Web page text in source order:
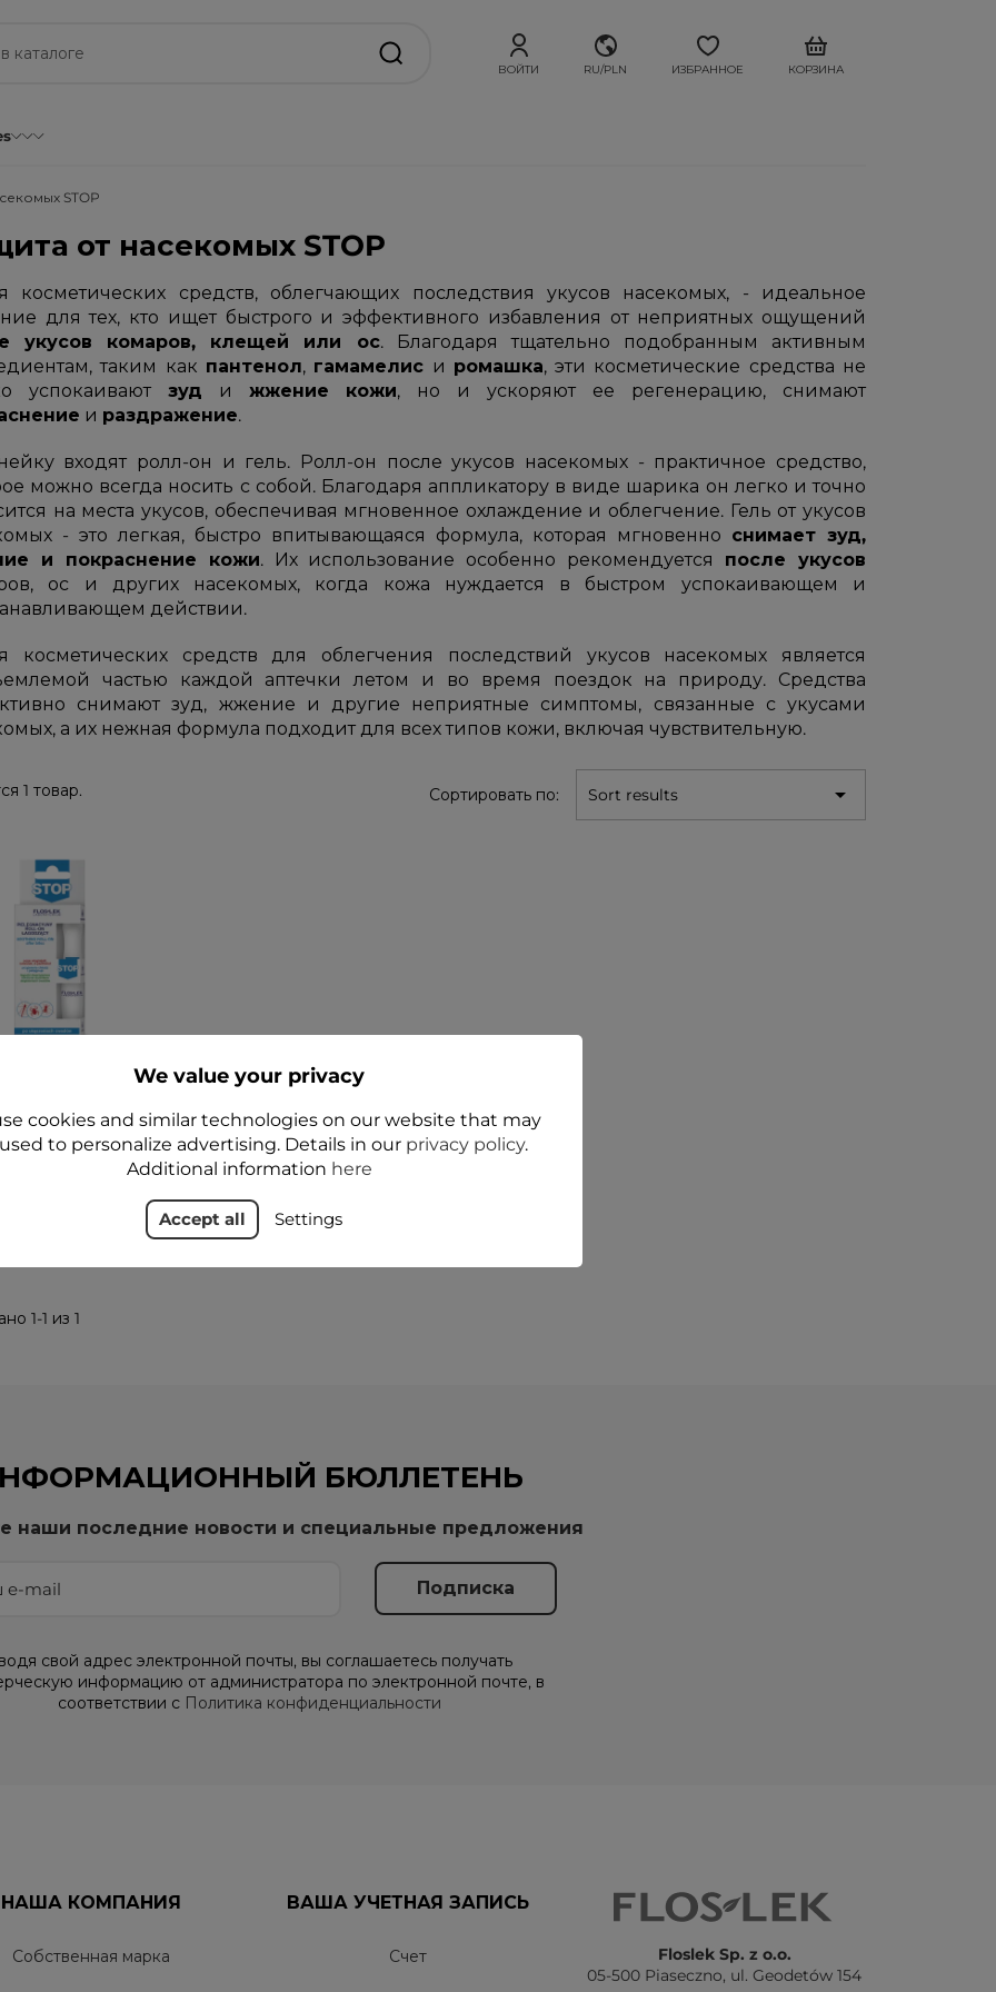
ВОЙТИ RU/PLN ИЗБРАННОЕ КОРЗИНА
STOP
от насекомых STOP
косметических средств, облегчающих последствия укусов насекомых, - идеальное
для тех, кто ищет быстрого и эффективного избавления от неприятных ощущений
укусов комаров, клещей или ос. Благодаря тщательно подобранным активным
таким как пантенол, гамамелис и ромашка, эти косметические средства не
успокаивают зуд и жжение кожи, но и ускоряют ее регенерацию, снимают
и раздражение.
входят ролл-он и гель. Ролл-он после укусов насекомых - практичное средство,
можно всегда носить с собой. Благодаря аппликатору в виде шарика он легко и точно
на места укусов, обеспечивая мгновенное охлаждение и облегчение. Гель от укусов
- это легкая, быстро впитывающаяся формула, которая мгновенно снимает зуд,
и покраснение кожи. Их использование особенно рекомендуется после укусов
ос и других насекомых, когда кожа нуждается в быстром успокаивающем и
действии.
косметических средств для облегчения последствий укусов насекомых является
частью каждой аптечки летом и во время поездок на природу. Средства
снимают зуд, жжение и другие неприятные симптомы, связанные с укусами
а их нежная формула подходит для всех типов кожи, включая чувствительную.
1 товар. Сортировать по: Sort results 
насекомых
13,99 zł
1-1 из 1
БЮЛЛЕТЕНЬ
наши последние новости и специальные предложения
свой адрес электронной почты, вы соглашаетесь получать
информацию от администратора по электронной почте, в
соответствии с Политика конфиденциальности
НАША КОМПАНИЯ
Собственная марка
ВАША УЧЕТНАЯ ЗАПИСЬ
Счет
Floslek Sp. z o.o.
05-500 Piaseczno, ul. Geodetów 154
We value your privacy
cookies and similar technologies on our website that may
to personalize advertising. Details in our privacy policy.
Additional information here
Accept all Settings